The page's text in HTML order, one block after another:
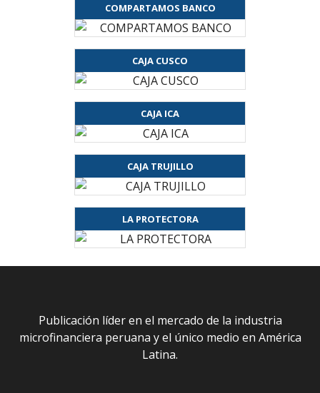
COMPARTAMOS BANCO
CAJA CUSCO
CAJA ICA
CAJA TRUJILLO
LA PROTECTORA
Publicación líder en el mercado de la industria
microfinanciera peruana y el único medio en América
Latina.